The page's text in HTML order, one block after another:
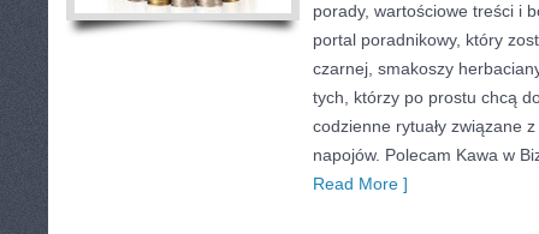
porady, wartościowe treści i
portal poradnikowy, który
czarnej, smakoszy
tych, którzy po prostu chcą
codzienne rytuały związane
napojów. Polecam Kawa w
Read More ]